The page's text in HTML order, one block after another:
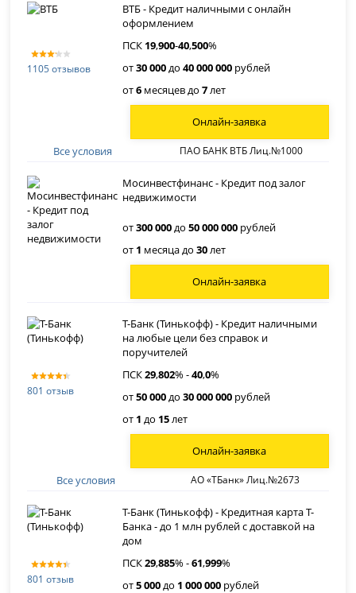
1105 отзывов
ВТБ - Кредит наличными с онлайн
оформлением
ПСК 19,900-40,500%
от30 000до40 000 000 рублей
от6 месяцев до7лет
Все условия ПАО БАНК ВТБ Лиц.№1000
Онлайн-заявка
Мосинвестфинанс - Кредит под залог
недвижимости
от300 000до50 000 000 рублей
от 1 месяца до30лет
Онлайн-заявка
801 отзыв
Т-Банк (Тинькофф) - Кредит наличными
на любые цели без справок и
поручителей
ПСК29,802% -40,0%
от50 000до30 000 000 рублей
от 1 до 15лет
Все условия АО «ТБанк» Лиц.№2673
Онлайн-заявка
801 отзыв
Т-Банк (Тинькофф) - Кредитная карта Т-
Банка - до 1 млн рублей с доставкой на
дом
ПСК29,885% -61,999%
от5 000до 1 000 000 рублей